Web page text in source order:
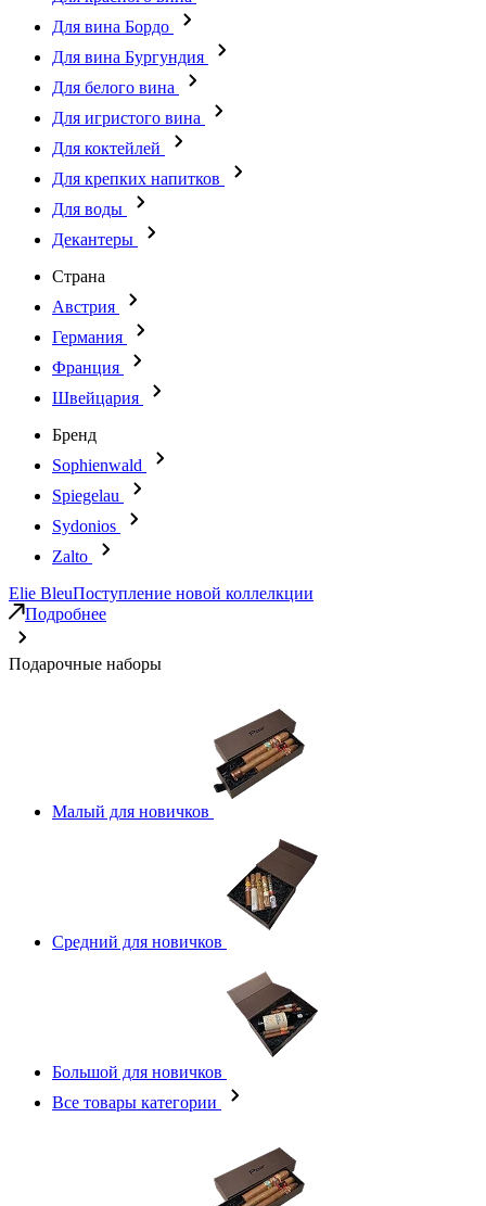
Для вина Бордо
Для вина Бургундия
Для белого вина
Для игристого вина
Для коктейлей
Для крепких напитков
Для воды
Декантеры
Страна
Австрия
Германия
Франция
Швейцария
Бренд
Sophienwald
Spiegelau
Sydonios
Zalto
Elie BleuПоступление новой коллелкции
Подробнее
Подарочные наборы
Малый для новичков
Средний для новичков
Большой для новичков
Все товары категории